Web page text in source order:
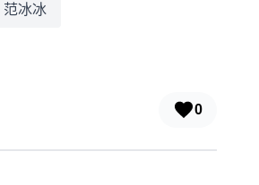
范冰冰
0